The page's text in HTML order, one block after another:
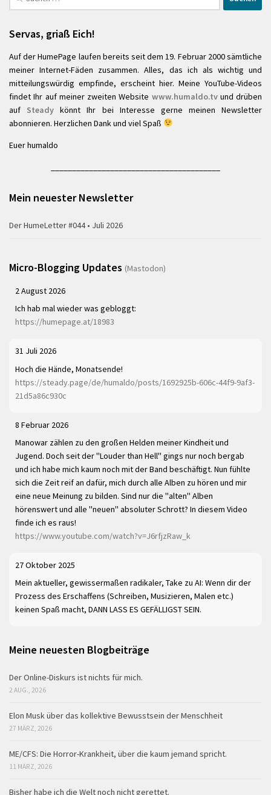
nach:
Servas, griaß Eich!
Auf der HumePage laufen bereits seit dem 19. Februar 2000 sämtliche
meiner Internet-Fäden zusammen. Alles, das ich als wichtig und
mitteilungswürdig empfinde, erscheint hier. Meine YouTube-Videos
findet Ihr auf meiner zweiten Website www.humaldo.tvund drüben
auf Steady könnt Ihr bei Interesse gerne meinen Newsletter
abonnieren. Herzlichen Dank und viel Spaß
Euer humaldo
Mein neuester Newsletter
Der HumeLetter #044 • Juli 2026
Micro-Blogging Updates (Mastodon)
2 August 2026
Ich hab mal wieder was gebloggt:
https://humepage.at/18983
31 Juli 2026
Hoch die Hände, Monatsende!
https://steady.page/de/humaldo/posts/1692925b-606c-44f9-9af3-
21d5a86c930c
8 Februar 2026
Manowar zählen zu den großen Helden meiner Kindheit und
Jugend. Doch seit der "Louder than Hell" gings nur noch bergab
und ich habe mich kaum noch mit der Band beschäftigt. Nun fühlte
sich die Zeit reif an dafür, mich durch alle Alben zu hören und mir
eine neue Meinung zu bilden. Sind nur die "alten" Alben
hörenswert und alle "neuen" absoluter Schrott? In diesem Video
finde ich es raus!
https://www.youtube.com/watch?v=J6rfjzRaw_k
27 Oktober 2025
Mein aktueller, gewissermaßen radikaler, Take zu AI: Wenn dir der
Prozess des Erschaffens (Schreiben, Musizieren, Malen etc.)
keinen Spaß macht, DANN LASS ES GEFÄLLIGST SEIN.
Meine neuesten Blogbeiträge
Der Online-Diskurs ist nichts für mich.
2 AUG., 2026
Elon Musk über das kollektive Bewusstsein der Menschheit
27 MÄRZ, 2026
ME/CFS: Die Horror-Krankheit, über die kaum jemand spricht.
11 MÄRZ, 2026
Bisher habe ich die Welt noch nicht gerettet.